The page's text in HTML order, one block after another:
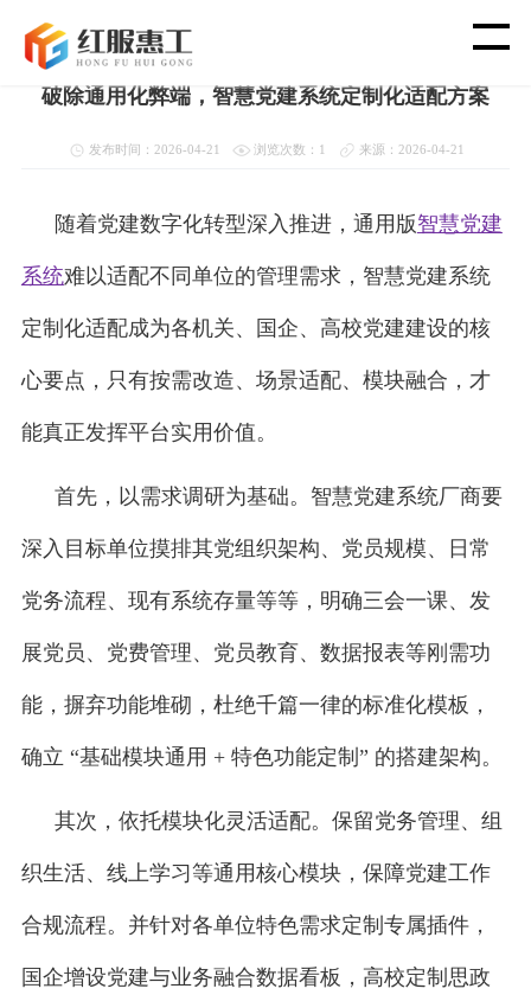
渠 道 合 作
客 户 案 例
首页>新闻资讯>党建新闻动态
破除通用化弊端，智慧党建系统定制化适配方案
发布时间：2026-04-21 浏览次数：1 来源：2026-04-21
随着党建数字化转型深入推进，通用版智慧党建
系统难以适配不同单位的管理需求，智慧党建系统
定制化适配成为各机关、国企、高校党建建设的核
心要点，只有按需改造、场景适配、模块融合，才
能真正发挥平台实用价值。
首先，以需求调研为基础。智慧党建系统厂商要
深入目标单位摸排其党组织架构、党员规模、日常
党务流程、现有系统存量等等，明确三会一课、发
展党员、党费管理、党员教育、数据报表等刚需功
能，摒弃功能堆砌，杜绝千篇一律的标准化模板，
确立 “基础模块通用 + 特色功能定制” 的搭建架构。
其次，依托模块化灵活适配。保留党务管理、组
织生活、线上学习等通用核心模块，保障党建工作
合规流程。并针对各单位特色需求定制专属插件，
国企增设党建与业务融合数据看板，高校定制思政